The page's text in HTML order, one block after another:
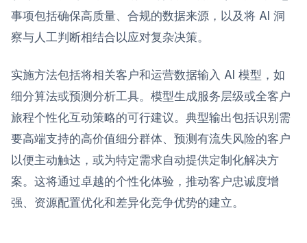
事项包括确保高质量、合规的数据来源，以及将 AI 洞
察与人工判断相结合以应对复杂决策。
实施方法包括将相关客户和运营数据输入 AI 模型，如
细分算法或预测分析工具。模型生成服务层级或全客户
旅程个性化互动策略的可行建议。典型输出包括识别需
要高端支持的高价值细分群体、预测有流失风险的客户
以便主动触达，或为特定需求自动提供定制化解决方
案。这将通过卓越的个性化体验，推动客户忠诚度增
强、资源配置优化和差异化竞争优势的建立。